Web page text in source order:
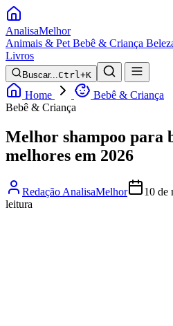
AnalisaMelhor
Animais & Pet Bebê & Criança
Livros
Buscar...Ctrl+K
Home
Bebê & Criança
Bebê & Criança
Melhor shampoo para
melhores em 2026
Redação AnalisaMelhor 10 de
leitura